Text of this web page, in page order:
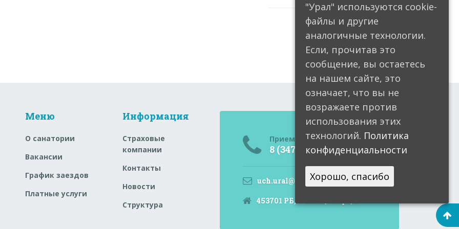
Меню
О санатории
Вакансии
График заездов
Платные услуги
Информация
Страховые
компании
Контакты
Новости
Структура
Приемная
8 (34791) 6-05-99
uch.ural@doctorrb.ru
453701 РБ, Учалы, Мира, 9
"Урал" используются cookie-
файлы и другие
аналогичные технологии.
Если, прочитав это
сообщение, вы остаетесь
на нашем сайте, это
означает, что вы не
возражаете против
использования этих
технологий. Политика
конфиденциальности
Хорошо, спасибо